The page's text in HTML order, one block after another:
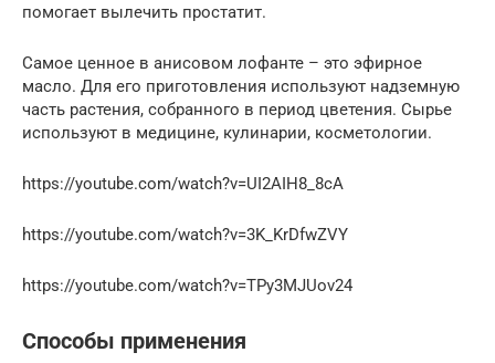
помогает вылечить простатит.
Самое ценное в анисовом лофанте – это эфирное
масло. Для его приготовления используют надземную
часть растения, собранного в период цветения. Сырье
используют в медицине, кулинарии, косметологии.
https://youtube.com/watch?v=UI2AIH8_8cA
https://youtube.com/watch?v=3K_KrDfwZVY
https://youtube.com/watch?v=TPy3MJUov24
Способы применения